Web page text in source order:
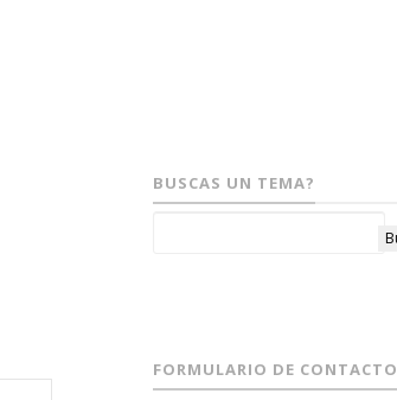
BUSCAS UN TEMA?
FORMULARIO DE CONTACTO